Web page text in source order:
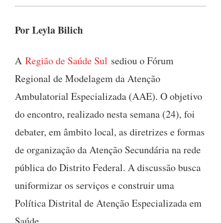
Por Leyla Bilich
A Região de Saúde Sul sediou o Fórum
Regional de Modelagem da Atenção
Ambulatorial Especializada (AAE). O objetivo
do encontro, realizado nesta semana (24), foi
debater, em âmbito local, as diretrizes e formas
de organização da Atenção Secundária na rede
pública do Distrito Federal. A discussão busca
uniformizar os serviços e construir uma
Política Distrital de Atenção Especializada em